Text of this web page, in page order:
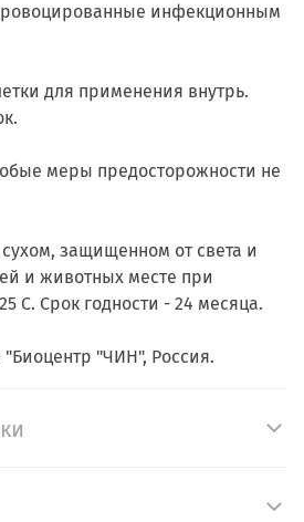
инфекционным
для применения внутрь.
меры предосторожности не
защищенном от света и
и животных месте при
С. Срок годности - 24 месяца.
"ЧИН", Россия.